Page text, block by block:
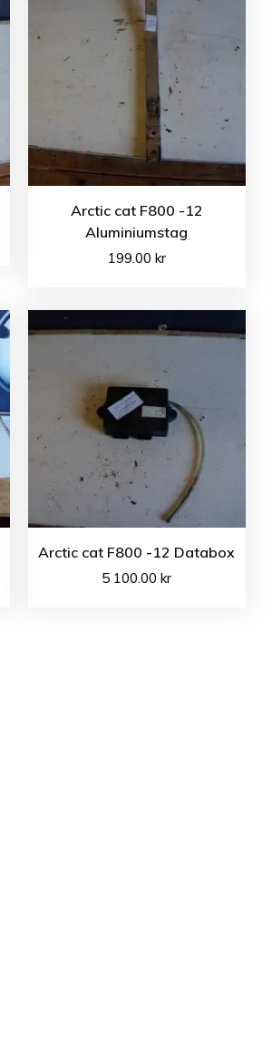
Arctic cat F800 -12
Aluminiumstag
199.00 kr
Arctic cat F800 -12 Databox
5 100.00kr